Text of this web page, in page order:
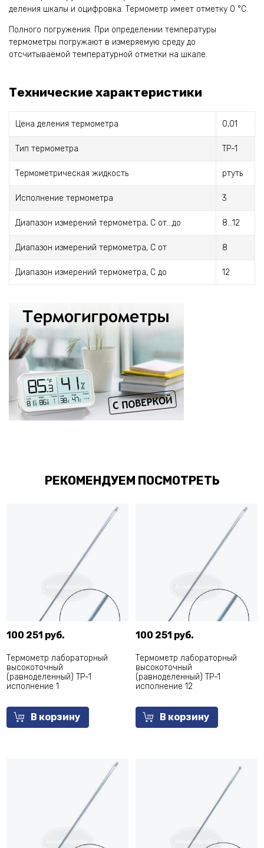
деления шкалы и оцифровка. Термометр имеет отметку 0 °С.
Полного погружения. При определении температуры
термометры погружают в измеряемую среду до
отсчитываемой температурной отметки на шкале.
Технические характеристики
Цена деления термометра 0,01
Тип термометра ТР-1
Термометрическая жидкость ртуть
Исполнение термометра 3
Диапазон измерений термометра, С от...до 8...12
Диапазон измерений термометра, С от 8
Диапазон измерений термометра, С до 12
РЕКОМЕНДУЕМ ПОСМОТРЕТЬ
100 251 руб.
Термометр лабораторный
высокоточный
(равноделенный) ТР-1
исполнение 1
В корзину
100 251 руб.
Термометр лабораторный
высокоточный
(равноделенный) ТР-1
исполнение 12
В корзину